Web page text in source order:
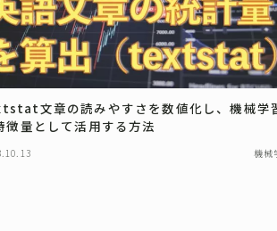
文章の読みやすさを数値化し、機械学
徴量として活用する方法
機械